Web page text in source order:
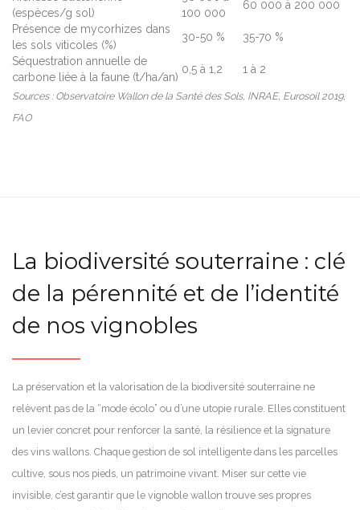
(espèces/g sol)
100 000
60 000 à 200 000
Présence de mycorhizes dans
les sols viticoles (%)
30-50 %
35-70 %
Séquestration annuelle de
carbone liée à la faune (t/ha/an)
0,5 à 1,2 1 à 2
Sources : Observatoire Wallon de la Santé des Sols, INRAE, Eurosoil 2019,
FAO
La biodiversité souterraine : clé
de la pérennité et de l’identité
de nos vignobles
La préservation et la valorisation de la biodiversité souterraine ne
relèvent pas de la “mode écolo” ou d’une utopie rurale. Elles constituent
un levier concret pour renforcer la santé, la résilience et la signature
des vins wallons. Chaque gestion de sol intelligente dans les parcelles
cultive, sous nos pieds, un patrimoine vivant. Miser sur cette vie
invisible, c’est garantir que le vignoble wallon trouve ses propres